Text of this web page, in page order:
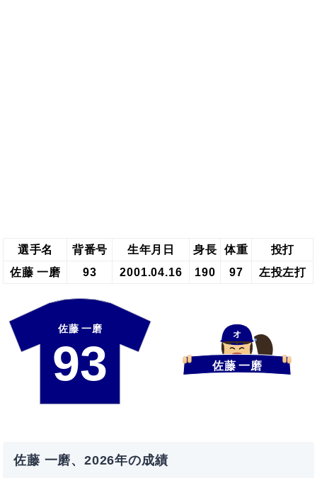
選手名 背番号 生年月日 身長 体重
投打
佐藤 一磨
93 2001.04.16 190 97 左投左打
佐藤 一磨
93
オ
佐藤 一磨
佐藤 一磨、2026年の成績